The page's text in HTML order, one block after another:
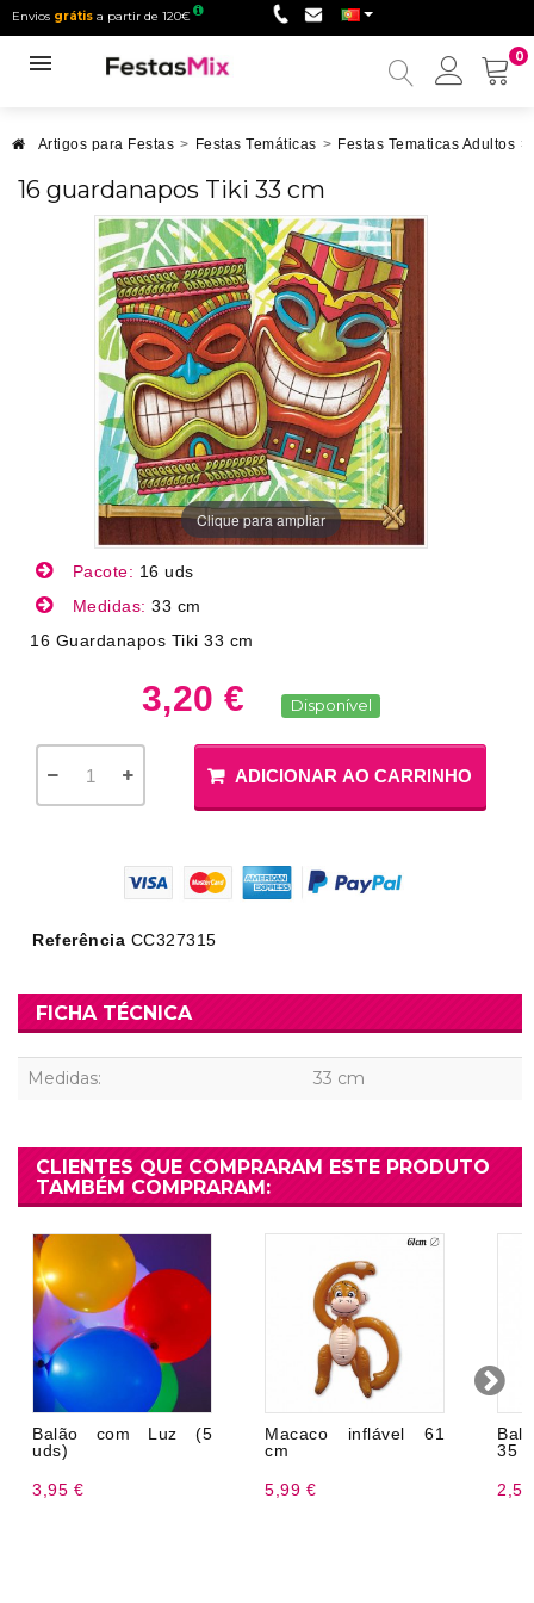
Envios grátis a partir de 120€
0
Minha
Artigos para Festas > Festas Temáticas > Festas Tematicas Adultos >
16 guardanapos Tiki 33 cm
Clique para ampliar
Pacote: 16 uds
Medidas: 33 cm
16 Guardanapos Tiki 33 cm
3,20 € Disponível
ADICIONAR AO CARRINHO
Referência CC327315
FICHA TÉCNICA
Medidas: 33 cm
CLIENTES QUE COMPRARAM ESTE PRODUTO
TAMBÉM COMPRARAM:
Balão com Luz (5
uds)
3,95 €
Macaco inflável 61
cm
5,99 €
35